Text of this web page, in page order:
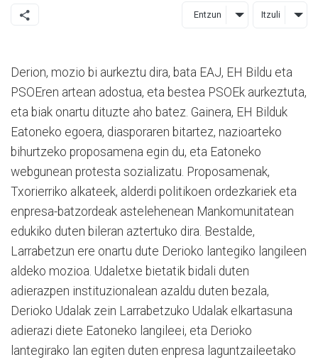
Entzun Itzuli
Derion, mozio bi aurkeztu dira, bata EAJ, EH Bildu eta
PSOEren artean adostua, eta bestea PSOEk aurkeztuta,
eta biak onartu dituzte aho batez. Gainera, EH Bilduk
Eatoneko egoera, diasporaren bitartez, nazioarteko
bihurtzeko proposamena egin du, eta Eatoneko
webgunean protesta sozializatu. Proposamenak,
Txorierriko alkateek, alderdi politikoen ordezkariek eta
enpresa-batzordeak astelehenean Mankomunitatean
edukiko duten bileran aztertuko dira. Bestalde,
Larrabetzun ere onartu dute Derioko lantegiko langileen
aldeko mozioa. Udaletxe bietatik bidali duten
adierazpen instituzionalean azaldu duten bezala,
Derioko Udalak zein Larrabetzuko Udalak elkartasuna
adierazi diete Eatoneko langileei, eta Derioko
lantegirako lan egiten duten enpresa laguntzaileetako